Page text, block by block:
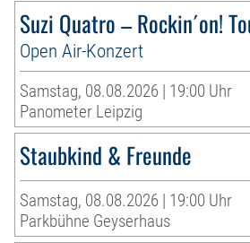
Suzi Quatro – Rockin´on!
Open Air-Konzert
Samstag, 08.08.2026 | 19:00 Uhr
Panometer Leipzig
Staubkind & Freunde
Samstag, 08.08.2026 | 19:00 Uhr
Parkbühne Geyserhaus